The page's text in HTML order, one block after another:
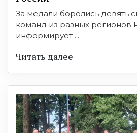
За медали боролись девять
команд из разных регионов
информирует ...
Читать далее